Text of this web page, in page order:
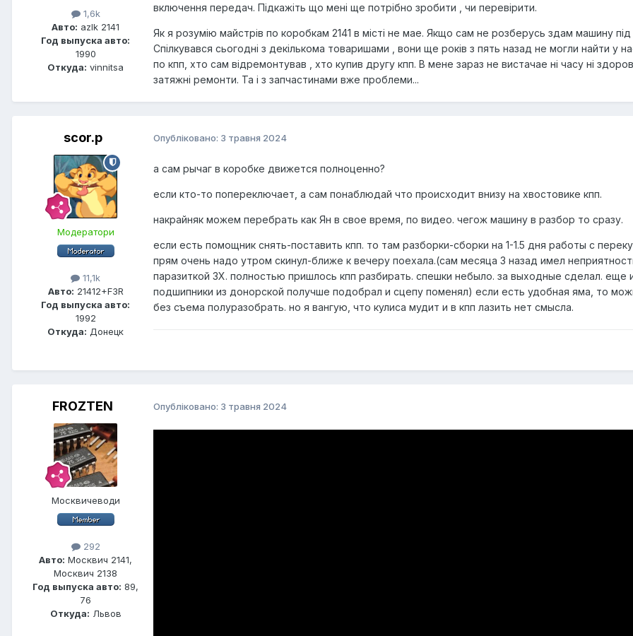
1,6k
Авто: azlk 2141
Год выпуска авто:
1990
Откуда: vinnitsa
включення передач. Підкажіть що мені ще потрібно зробити , чи перевірити.
Як я розумію майстрів по коробкам 2141 в місті не мае. Якщо сам не розберусь здам машину
Спілкувався сьогодні з декількома товаришами , вони ще років з пять назад не могли найти у
по кпп, хто сам відремонтував , хто купив другу кпп. В мене зараз не вистачае ні часу ні
затяжні ремонти. Та і з запчастинами вже проблеми...
scor.p
Модератори
11,1k
Авто: 21412+F3R
Год выпуска авто:
1992
Откуда: Донецк
Опубліковано: 3 травня 2024
а сам рычаг в коробке движется полноценно?
если кто-то попереключает, а сам понаблюдай что происходит внизу на хвостовике кпп.
накрайняк можем перебрать как Ян в свое время, по видео. чегож машину в разбор то сразу.
если есть помощник снять-поставить кпп. то там разборки-сборки на 1-1.5 дня работы с
прям очень надо утром скинул-ближе к вечеру поехала.(сам месяца 3 назад имел
паразиткой ЗХ. полностью пришлось кпп разбирать. спешки небыло. за выходные сделал. еще
подшипники из донорской получше подобрал и сцепу поменял) если есть удобная яма, то
без съема полуразобрать. но я вангую, что кулиса мудит и в кпп лазить нет смысла.
FROZTEN
Москвичеводи
292
Авто: Москвич 2141,
Москвич 2138
Год выпуска авто: 89,
76
Откуда: Львов
Опубліковано: 3 травня 2024